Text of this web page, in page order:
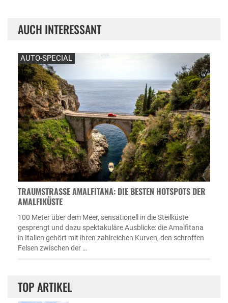
AUCH INTERESSANT
AUTO-SPECIAL
TRAUMSTRASSE AMALFITANA: DIE BESTEN HOTSPOTS DER A
MALFIKÜSTE
100 Meter über dem Meer, sensationell in die Steilküste
gesprengt und dazu spektakuläre Ausblicke: die Amalfitana
in Italien gehört mit ihren zahlreichen Kurven, den schroffen
Felsen zwischen der …
TOP ARTIKEL